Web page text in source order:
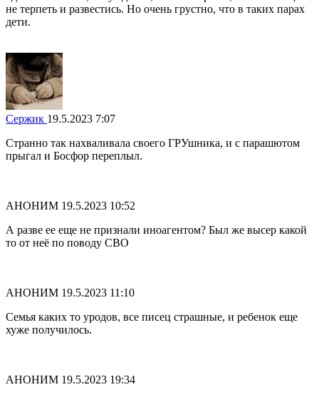
не терпеть и развестись. Но очень грустно, что в таких парах
дети.
Сержик 19.5.2023 7:07
Странно так нахваливала своего ГРУшника, и с парашютом
прыгал и Босфор переплыл.
АНОНИМ 19.5.2023 10:52
А разве ее еще не признали иноагентом? Был же высер какой
то от неё по поводу СВО
АНОНИМ 19.5.2023 11:10
Семья каких то уродов, все писец страшные, и ребенок еще
хуже получилось.
АНОНИМ 19.5.2023 19:34